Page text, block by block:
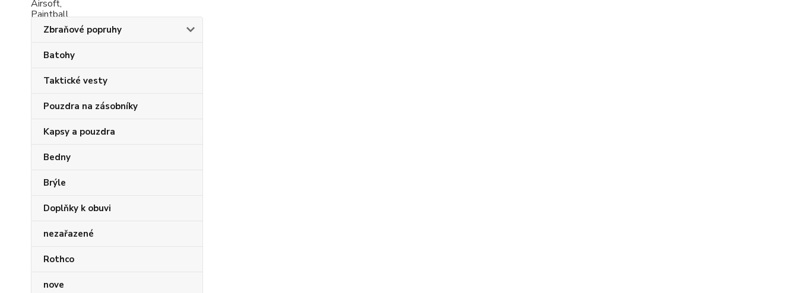
Zbraňové popruhy
Batohy
Taktické vesty
Pouzdra na zásobníky
Kapsy a pouzdra
Bedny
Brýle
Doplňky k obuvi
nezařazené
Rothco
nove